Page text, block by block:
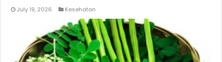
July 19, 2026 Kesehatan